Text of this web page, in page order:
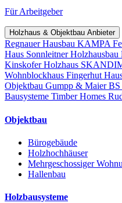
Für Arbeitgeber
Holzhaus & Objektbau Anbieter
Regnauer Hausbau KAMPA
Haus Sonnleitner Holzhausbau
Kinskofer Holzhaus
Wohnblockhaus Fingerhut
Objektbau Gumpp & MaierBS
Bausysteme Timber Homes
Objektbau
Bürogebäude
Holzhochhäuser
Mehrgeschossiger
Hallenbau
Holzbausysteme